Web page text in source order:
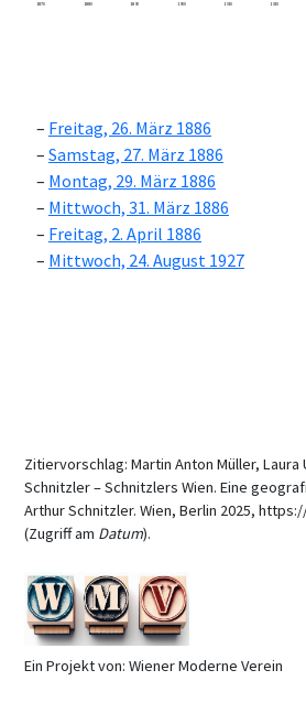
1870
1880 1890 1900 1910 1920
Freitag, 26. März 1886
Samstag, 27. März 1886
Montag, 29. März 1886
Mittwoch, 31. März 1886
Freitag, 2. April 1886
Mittwoch, 24. August 1927
Zitiervorschlag: Martin Anton Müller, Laura
Schnitzler – Schnitzlers Wien. Eine
Arthur Schnitzler. Wien, Berlin 2025,
(Zugriff am Datum).
Ein Projekt von: Wiener Moderne Verein